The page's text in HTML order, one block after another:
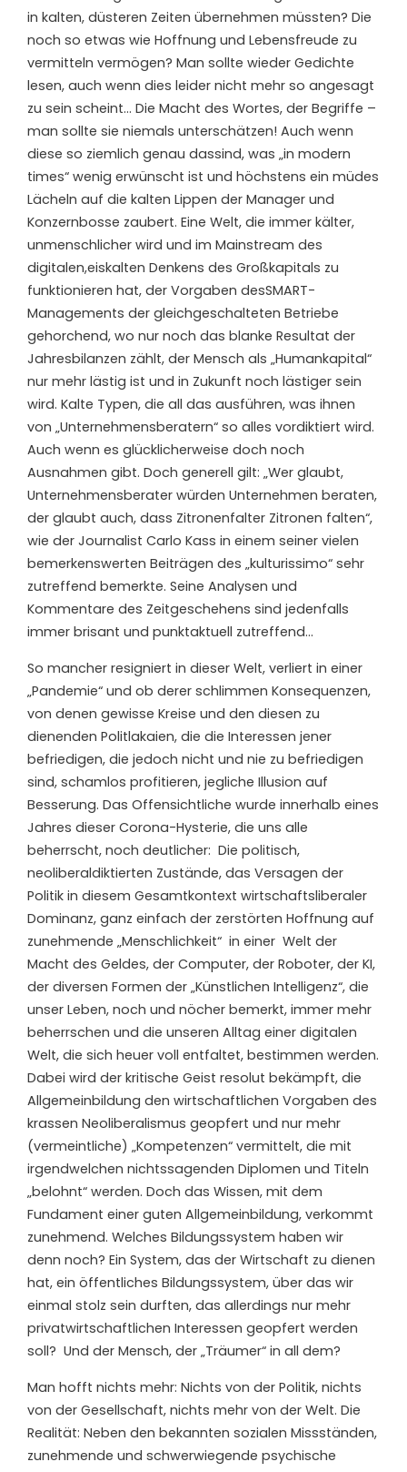
in kalten, düsteren Zeiten übernehmen müssten? Die
noch so etwas wie Hoffnung und Lebensfreude zu
vermitteln vermögen? Man sollte wieder Gedichte
lesen, auch wenn dies leider nicht mehr so angesagt
zu sein scheint… Die Macht des Wortes, der Begriffe –
man sollte sie niemals unterschätzen! Auch wenn
diese so ziemlich genau dassind, was „in modern
times“ wenig erwünscht ist und höchstens ein müdes
Lächeln auf die kalten Lippen der Manager und
Konzernbosse zaubert. Eine Welt, die immer kälter,
unmenschlicher wird und im Mainstream des
digitalen,eiskalten Denkens des Großkapitals zu
funktionieren hat, der Vorgaben desSMART-
Managements der gleichgeschalteten Betriebe
gehorchend, wo nur noch das blanke Resultat der
Jahresbilanzen zählt, der Mensch als „Humankapital“
nur mehr lästig ist und in Zukunft noch lästiger sein
wird. Kalte Typen, die all das ausführen, was ihnen
von „Unternehmensberatern“ so alles vordiktiert wird.
Auch wenn es glücklicherweise doch noch
Ausnahmen gibt. Doch generell gilt: „Wer glaubt,
Unternehmensberater würden Unternehmen beraten,
der glaubt auch, dass Zitronenfalter Zitronen falten“,
wie der Journalist Carlo Kass in einem seiner vielen
bemerkenswerten Beiträgen des „kulturissimo“ sehr
zutreffend bemerkte. Seine Analysen und
Kommentare des Zeitgeschehens sind jedenfalls
immer brisant und punktaktuell zutreffend…
So mancher resigniert in dieser Welt, verliert in einer
„Pandemie“ und ob derer schlimmen Konsequenzen,
von denen gewisse Kreise und den diesen zu
dienenden Politlakaien, die die Interessen jener
befriedigen, die jedoch nicht und nie zu befriedigen
sind, schamlos profitieren, jegliche Illusion auf
Besserung. Das Offensichtliche wurde innerhalb eines
Jahres dieser Corona-Hysterie, die uns alle
beherrscht, noch deutlicher: Die politisch,
neoliberaldiktierten Zustände, das Versagen der
Politik in diesem Gesamtkontext wirtschaftsliberaler
Dominanz, ganz einfach der zerstörten Hoffnung auf
zunehmende „Menschlichkeit“ in einer Welt der
Macht des Geldes, der Computer, der Roboter, der KI,
der diversen Formen der „Künstlichen Intelligenz“, die
unser Leben, noch und nöcher bemerkt, immer mehr
beherrschen und die unseren Alltag einer digitalen
Welt, die sich heuer voll entfaltet, bestimmen werden.
Dabei wird der kritische Geist resolut bekämpft, die
Allgemeinbildung den wirtschaftlichen Vorgaben des
krassen Neoliberalismus geopfert und nur mehr
(vermeintliche) „Kompetenzen“ vermittelt, die mit
irgendwelchen nichtssagenden Diplomen und Titeln
„belohnt“ werden. Doch das Wissen, mit dem
Fundament einer guten Allgemeinbildung, verkommt
zunehmend. Welches Bildungssystem haben wir
denn noch? Ein System, das der Wirtschaft zu dienen
hat, ein öffentliches Bildungssystem, über das wir
einmal stolz sein durften, das allerdings nur mehr
privatwirtschaftlichen Interessen geopfert werden
soll? Und der Mensch, der „Träumer“ in all dem?
Man hofft nichts mehr: Nichts von der Politik, nichts
von der Gesellschaft, nichts mehr von der Welt. Die
Realität: Neben den bekannten sozialen Missständen,
zunehmende und schwerwiegende psychische